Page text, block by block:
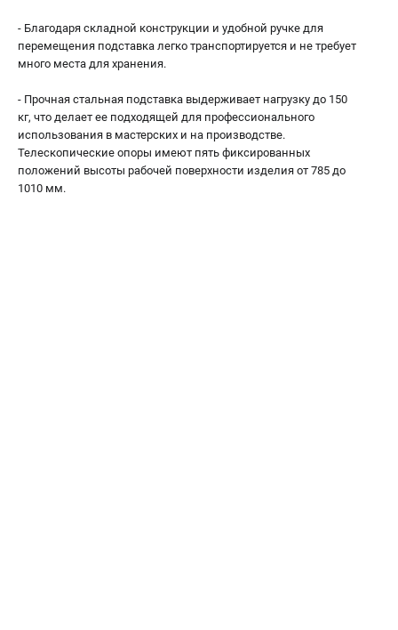
- Благодаря складной конструкции и удобной ручке для
перемещения подставка легко транспортируется и не требует
много места для хранения.
- Прочная стальная подставка выдерживает нагрузку до 150
кг, что делает ее подходящей для профессионального
использования в мастерских и на производстве.
Телескопические опоры имеют пять фиксированных
положений высоты рабочей поверхности изделия от 785 до
1010 мм.